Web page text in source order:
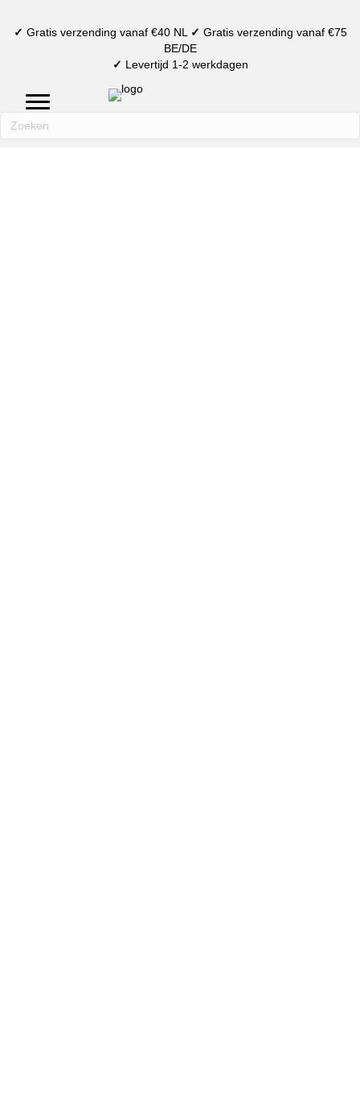
✓ Gratis verzending vanaf €40 NL ✓ Gratis verzending vanaf €75
BE/DE
✓ Levertijd 1-2 werkdagen